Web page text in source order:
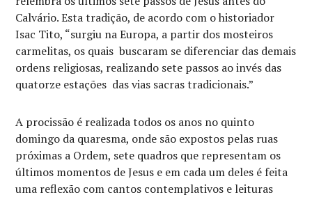
Calvário. Esta tradição, de acordo com o historiador
Isac Tito, “surgiu na Europa, a partir dos mosteiros
carmelitas, os quais buscaram se diferenciar das demais
ordens religiosas, realizando sete passos ao invés das
quatorze estações das vias sacras tradicionais.”
A procissão é realizada todos os anos no quinto
domingo da quaresma, onde são expostos pelas ruas
próximas a Ordem, sete quadros que representam os
últimos momentos de Jesus e em cada um deles é feita
uma reflexão com cantos contemplativos e leituras